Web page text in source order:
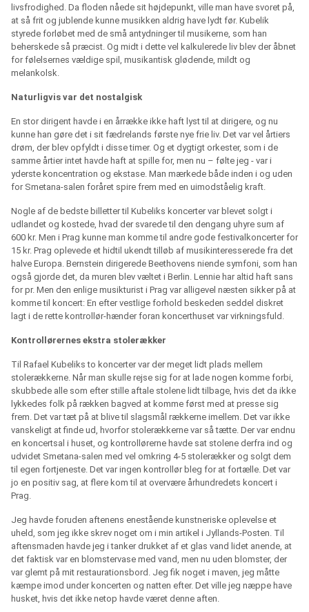
livsfrodighed. Da floden nåede sit højdepunkt, ville man have svoret på,
at så frit og jublende kunne musikken aldrig have lydt før. Kubelik
styrede forløbet med de små antydninger til musikerne, som han
beherskede så præcist. Og midt i dette vel kalkulerede liv blev der åbnet
for følelsernes vældige spil, musikantisk glødende, mildt og
melankolsk.
Naturligvis var det nostalgisk
En stor dirigent havde i en årrække ikke haft lyst til at dirigere, og nu
kunne han gøre det i sit fædrelands første nye frie liv. Det var vel årtiers
drøm, der blev opfyldt i disse timer. Og et dygtigt orkester, som i de
samme årtier intet havde haft at spille for, men nu – følte jeg - var i
yderste koncentration og ekstase. Man mærkede både inden i og uden
for Smetana-salen foråret spire frem med en uimodståelig kraft.
Nogle af de bedste billetter til Kubeliks koncerter var blevet solgt i
udlandet og kostede, hvad der svarede til den dengang uhyre sum af
600 kr. Men i Prag kunne man komme til andre gode festivalkoncerter for
15 kr. Prag oplevede et hidtil ukendt tilløb af musikinteresserede fra det
halve Europa. Bernstein dirigerede Beethovens niende symfoni, som han
også gjorde det, da muren blev væltet i Berlin. Lennie har altid haft sans
for pr. Men den enlige musikturist i Prag var alligevel næsten sikker på at
komme til koncert: En efter vestlige forhold beskeden seddel diskret
lagt i de rette kontrollør-hænder foran koncerthuset var virkningsfuld.
Kontrollørernes ekstra stolerækker
Til Rafael Kubeliks to koncerter var der meget lidt plads mellem
stolerækkerne. Når man skulle rejse sig for at lade nogen komme forbi,
skubbede alle som efter stille aftale stolene lidt tilbage, hvis det da ikke
lykkedes folk på rækken bagved at komme først med at presse sig
frem. Det var tæt på at blive til slagsmål rækkerne imellem. Det var ikke
vanskeligt at finde ud, hvorfor stolerækkerne var så tætte. Der var endnu
en koncertsal i huset, og kontrollørerne havde sat stolene derfra ind og
udvidet Smetana-salen med vel omkring 4-5 stolerækker og solgt dem
til egen fortjeneste. Det var ingen kontrollør bleg for at fortælle. Det var
jo en positiv sag, at flere kom til at overvære århundredets koncert i
Prag.
Jeg havde foruden aftenens enestående kunstneriske oplevelse et
uheld, som jeg ikke skrev noget om i min artikel i Jyllands-Posten. Til
aftensmaden havde jeg i tanker drukket af et glas vand lidet anende, at
det faktisk var en blomstervase med vand, men nu uden blomster, der
var glemt på mit restaurationsbord. Jeg fik noget i maven, jeg måtte
kæmpe imod under koncerten og natten efter. Det ville jeg næppe have
husket, hvis det ikke netop havde været denne aften.